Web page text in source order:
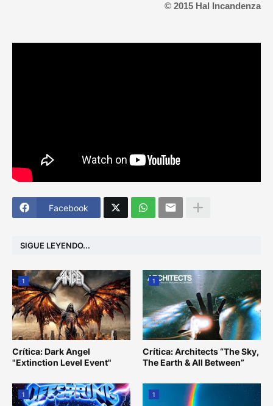
© 2015 Hal Incandenza
Facebook
SIGUE LEYENDO...
1
Crítica: Dark Angel
"Extinction Level Event"
1
Crítica: Architects “The Sky,
The Earth & All Between”
1 1